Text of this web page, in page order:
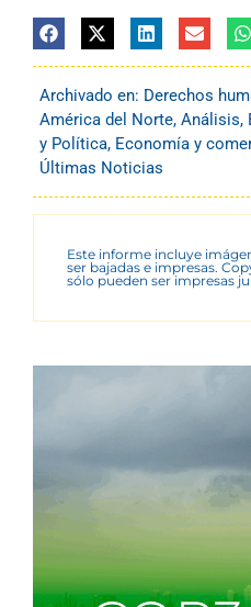
Archivado en: Derechos
América del Norte, Análisis,
y Política, Economía y
Últimas Noticias
Este informe incluye
ser bajadas e impresas.
sólo pueden ser impresas